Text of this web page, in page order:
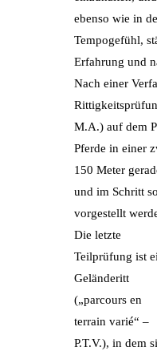
ebenso wie in
Tempogefühl,
Erfahrung und
Nach einer
M.A.) auf dem
Pferde in einer
150 Meter
und im Schritt
vorgestellt
Die letzte
Teilprüfung ist
Geländeritt
(„parcours en
terrain varié“ –
P.T.V.), in dem